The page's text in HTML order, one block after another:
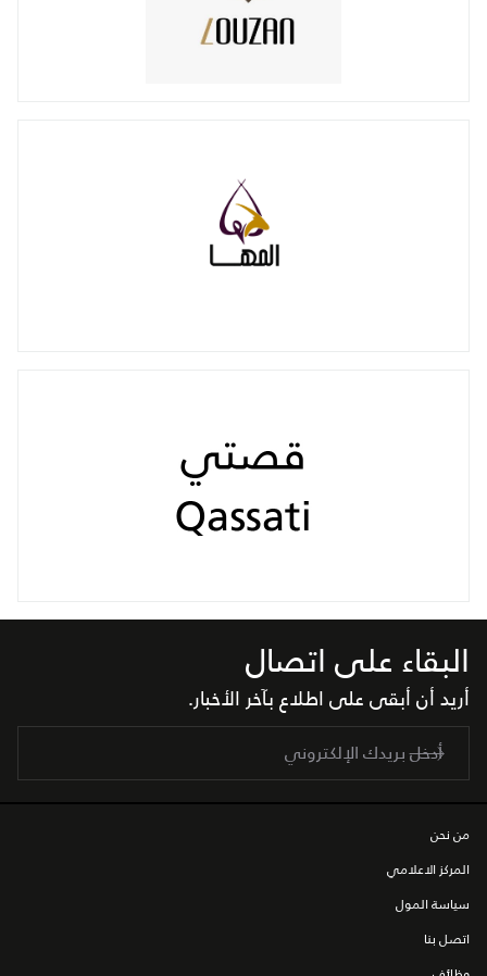
البقاء على اتصال
أريد أن أبقى على اطلاع بآخر الأخبار.
من نحن
المركز الاعلامي
سياسة المول
اتصل بنا